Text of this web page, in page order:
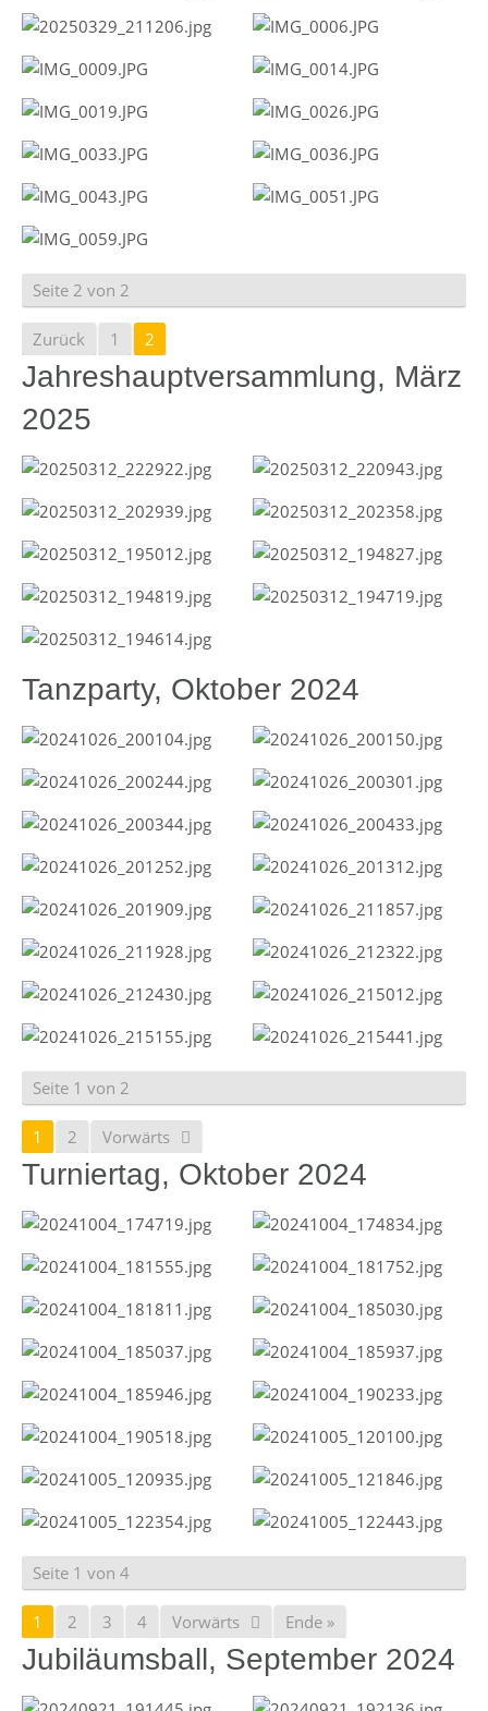
Seite 2 von 2
Zurück 1 2
Jahreshauptversammlung, März
2025
Tanzparty, Oktober 2024
Seite 1 von 2
1 2 Vorwärts
Turniertag, Oktober 2024
Seite 1 von 4
1 2 3 4 Vorwärts Ende »
Jubiläumsball, September 2024